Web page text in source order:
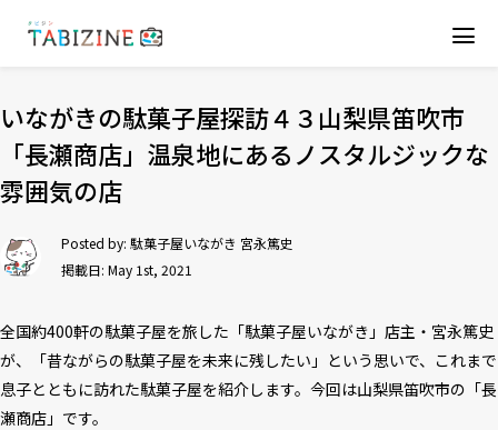
いながきの駄菓子屋探訪４３山梨県笛吹市
「長瀬商店」温泉地にあるノスタルジックな
雰囲気の店
Posted by: 駄菓子屋いながき 宮永篤史
掲載日: May 1st, 2021
全国約400軒の駄菓子屋を旅した「駄菓子屋いながき」店主・宮永篤史
が、「昔ながらの駄菓子屋を未来に残したい」という思いで、これまで
息子とともに訪れた駄菓子屋を紹介します。今回は山梨県笛吹市の「長
瀬商店」です。